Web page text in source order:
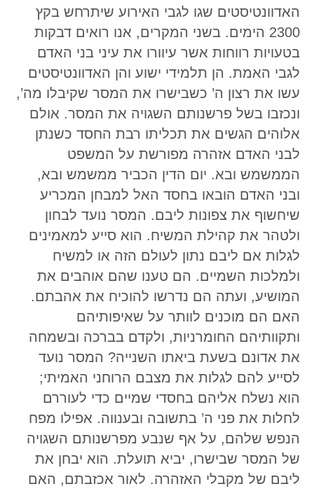
האדוונטיסטים שגו לגבי האירוע שיתרחש בקץ
2300 הימים. בשני המקרים, אנו רואים דבקות
בטעויות רווחות אשר עיוורו את עיני בני האדם
לגבי האמת. הן תלמידי ישוע והן האדוונטיסטים
עשו את רצון ה’ כשבישרו את המסר שקיבלו מה’,
ונכזבו בשל פרשנותם השגויה את המסר. אולם
אלוהים הגשים את תכליתו רבת החסד כשנתן
לבני האדם אזהרה מפורשת על המשפט
הממשמש ובא. יום הדין הכביר ממשמש ובא,
ובני האדם הובאו בחסד האל למבחן המכריע
שיחשוף את צפונות ליבם. המסר נועד לבחון
ולטהר את קהילת המשיח. הוא סייע למאמינים
לגלות אם ליבם נתון לעולם הזה או למשיח
ולמלכות השמיים. הם טענו שהם אוהבים את
המושיע, ועתה הם נדרשו להוכיח את אהבתם.
האם הם מוכנים לוותר על שאיפותיהם
ותקוותיהם החומרניות, ולקדם בברכה ובשמחה
את אדונם בשעת ביאתו השנייה? המסר נועד
לסייע להם לגלות את מצבם הרוחני האמיתי;
הוא נשלח אליהם בחסדי שמיים כדי לעוררם
לחלות את פני ה’ בתשובה ובענווה. אפילו מפח
הנפש שלהם, על אף שנבע מפרשנותם השגויה
של המסר שבישרו, יביא תועלת. הוא יבחן את
ליבם של מקבלי האזהרה. לאור אכזבתם, האם